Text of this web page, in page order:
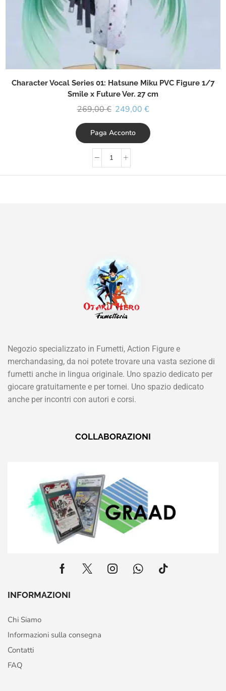
Character Vocal Series 01: Hatsune Miku PVC Figure 1/7
Smile x Future Ver. 27 cm
269,00€ 249,00 €
Paga Acconto
Negozio specializzato in Fumetti, Action Figure e
merchandasing, da noi potete trovare una vasta sezione di
fumetti anche in lingua originale. Uno spazio dedicato per
giocare gratuitamente e per tornei. Uno spazio dedicato
anche per incontri con autori e corsi.
COLLABORAZIONI
INFORMAZIONI
Chi Siamo
Informazioni sulla consegna
Contatti
FAQ